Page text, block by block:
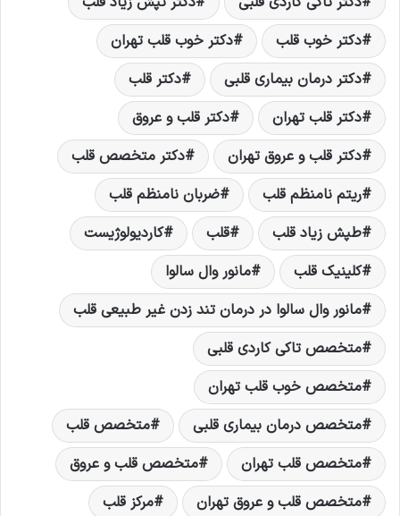
دکتر خوب قلب
دکتر خوب قلب تهران
دکتر درمان بیماری قلبی
دکتر قلب
دکتر قلب تهران
دکتر قلب و عروق
دکتر قلب و عروق تهران
دکتر متخصص قلب
ریتم نامنظم قلب
ضربان نامنظم قلب
طپش زیاد قلب
قلب
کاردیولوژیست
کلینیک قلب
مانور وال سالوا
مانور وال سالوا در درمان تند زدن غیر طبیعی قلب
متخصص تاکی کاردی قلبی
متخصص خوب قلب تهران
متخصص درمان بیماری قلبی
متخصص قلب
متخصص قلب تهران
متخصص قلب و عروق
متخصص قلب و عروق تهران
مرکز قلب